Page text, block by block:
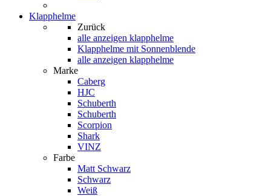
Klapphelme
Zurück
alle anzeigen klapphelme
Klapphelme mit Sonnenblende
alle anzeigen klapphelme
Marke
Caberg
HJC
Schuberth
Schuberth
Scorpion
Shark
VINZ
Farbe
Matt Schwarz
Schwarz
Weiß